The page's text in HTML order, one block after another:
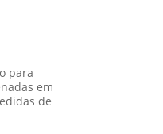
para
em
de